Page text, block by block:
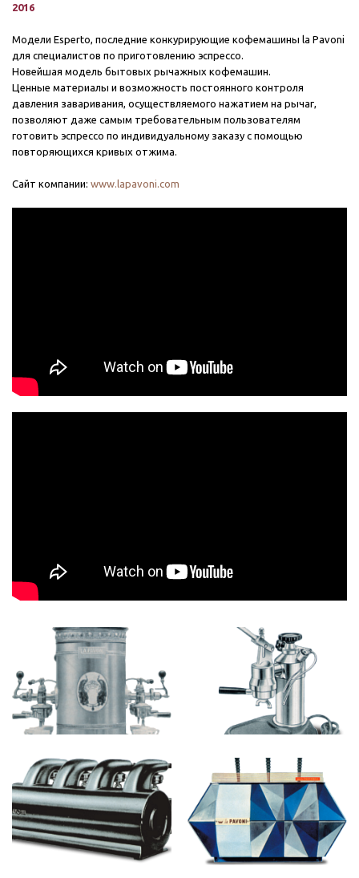
2016
Модели Esperto, последние конкурирующие кофемашины la Pavoni
для специалистов по приготовлению эспрессо.
Новейшая модель бытовых рычажных кофемашин.
Ценные материалы и возможность постоянного контроля
давления заваривания, осуществляемого нажатием на рычаг,
позволяют даже самым требовательным пользователям
готовить эспрессо по индивидуальному заказу с помощью
повторяющихся кривых отжима.
Сайт компании: www.lapavoni.com